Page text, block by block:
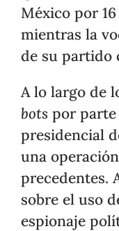
México por
mientras la
de su partido
A lo largo de
bots por parte
presidencial
una
precedentes.
sobre el uso
espionaje